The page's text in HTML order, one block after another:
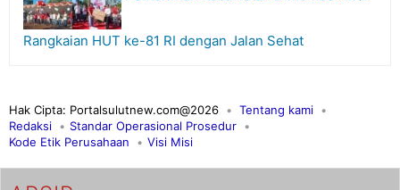
Rangkaian HUT ke-81 RI dengan Jalan Sehat
Hak Cipta: Portalsulutnew.com@2026
Tentang kami
Redaksi
Standar Operasional Prosedur
Kode Etik Perusahaan
Visi Misi